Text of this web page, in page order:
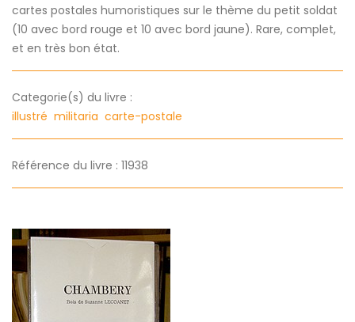
cartes postales humoristiques sur le thème du petit soldat
(10 avec bord rouge et 10 avec bord jaune). Rare, complet,
et en très bon état.
Categorie(s) du livre :
illustré militaria carte-postale
Référence du livre : 11938